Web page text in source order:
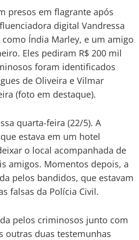
presos em flagrante após
digital Vandressa
como Índia Marley, e um amigo
Eles pediram R$ 200 mil
foram identificados
de Oliveira e Vilmar
(foto em destaque).
quarta-feira (22/5). A
estava em um hotel
o local acompanhada de
amigos. Momentos depois, a
pelos bandidos, que estavam
falsas da Polícia Civil.
pelos criminosos junto com
outras duas testemunhas